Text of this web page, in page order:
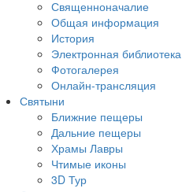
Священноначалие
Общая информация
История
Электронная библиотека
Фотогалерея
Онлайн-трансляция
Святыни
Ближние пещеры
Дальние пещеры
Храмы Лавры
Чтимые иконы
3D Тур